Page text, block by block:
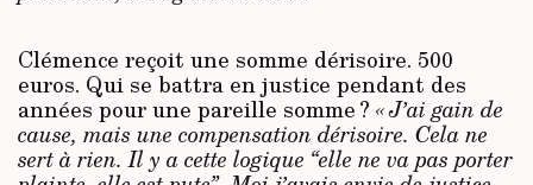
Clémence reçoit une somme dérisoire. 500
euros. Qui se battra en justice pendant des
années pour une pareille somme ? « J’ai gain de
cause, mais une compensation dérisoire. Cela ne
sert à rien. Il y a cette logique “elle ne va pas porter